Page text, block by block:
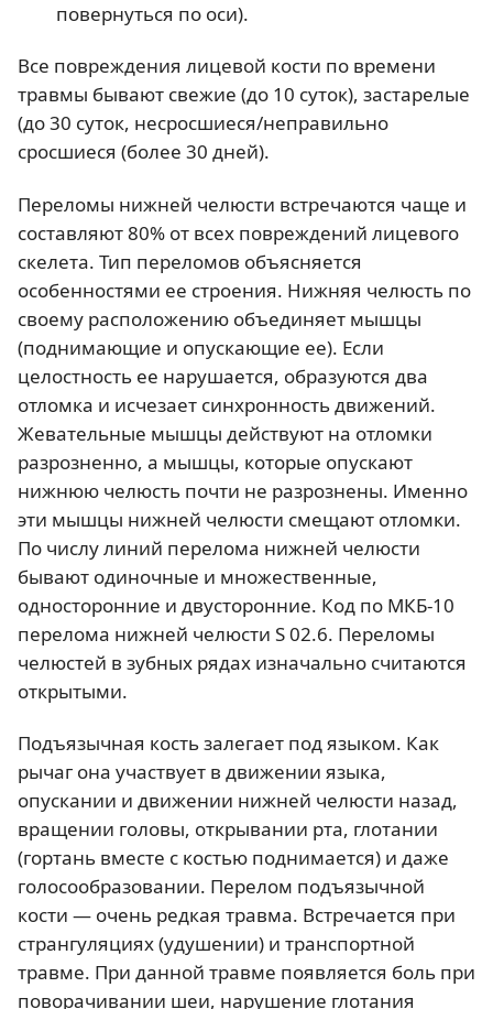
повернуться по оси).
Все повреждения лицевой кости по времени
травмы бывают свежие (до 10 суток), застарелые
(до 30 суток, несросшиеся/неправильно
сросшиеся (более 30 дней).
Переломы нижней челюсти встречаются чаще и
составляют 80% от всех повреждений лицевого
скелета. Тип переломов объясняется
особенностями ее строения. Нижняя челюсть по
своему расположению объединяет мышцы
(поднимающие и опускающие ее). Если
целостность ее нарушается, образуются два
отломка и исчезает синхронность движений.
Жевательные мышцы действуют на отломки
разрозненно, а мышцы, которые опускают
нижнюю челюсть почти не разрознены. Именно
эти мышцы нижней челюсти смещают отломки.
По числу линий перелома нижней челюсти
бывают одиночные и множественные,
односторонние и двусторонние. Код по МКБ-10
перелома нижней челюсти S 02.6. Переломы
челюстей в зубных рядах изначально считаются
открытыми.
Подъязычная кость залегает под языком. Как
рычаг она участвует в движении языка,
опускании и движении нижней челюсти назад,
вращении головы, открывании рта, глотании
(гортань вместе с костью поднимается) и даже
голосообразовании. Перелом подъязычной
кости — очень редкая травма. Встречается при
странгуляциях (удушении) и транспортной
травме. При данной травме появляется боль при
поворачивании шеи, нарушение глотания